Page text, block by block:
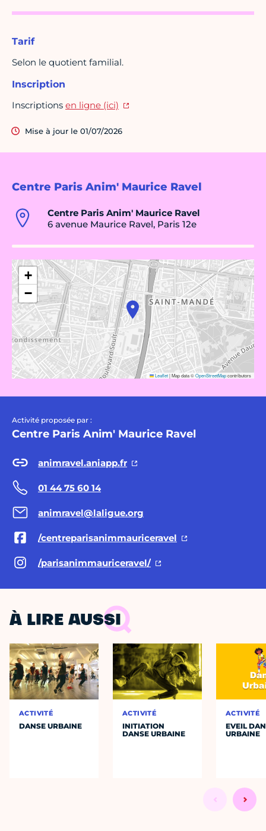
Centre Paris Anim' Maurice Ravel
Centre Paris Anim' Maurice Ravel
6 avenue Maurice Ravel, Paris 12e
+
−
Leaflet|Map data ©OpenStreetMapcontributors
Activité proposée par :
Centre Paris Anim' Maurice Ravel
animravel.aniapp.fr
01 44 75 60 14
animravel@laligue.org
/centreparisanimmauriceravel
/parisanimmauriceravel/
Tarif
Selon le quotient familial.
Inscription
Inscriptions en ligne (ici)
Mise à jour le 01/07/2026
À LIRE AUSSI
ACTIVITÉ
DANSE URBAINE
ACTIVITÉ
INITIATION
DANSE URBAINE
ACTIVITÉ
EVEIL
URBAINE